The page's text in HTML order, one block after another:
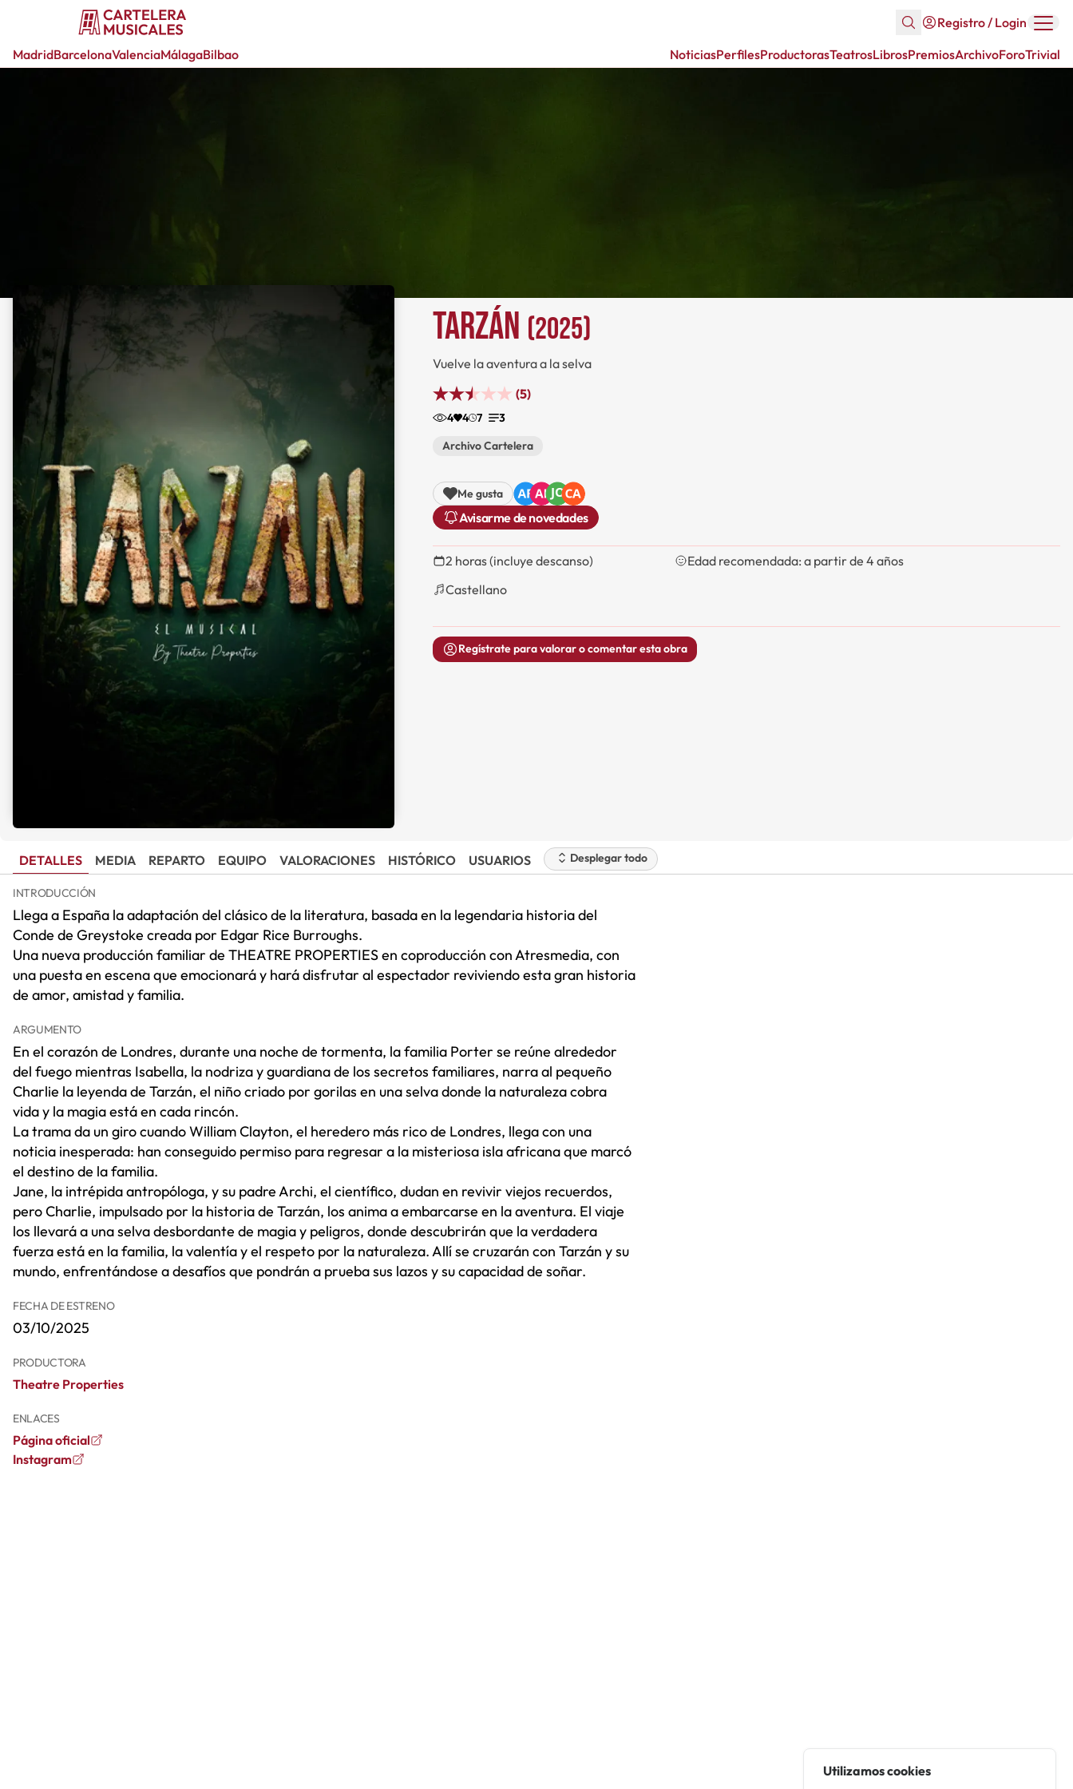
Registro / Login
MadridBarcelonaValenciaMálagaBilbao NoticiasPerfilesProductorasTeatrosLibrosPremiosArchivoForoTrivial
Tarzán (2025)
Vuelve la aventura a la selva
(5)
4 4 7
3
Archivo Cartelera
Me gusta
Avisarme de novedades
2 horas (incluye descanso)
Edad recomendada: a partir de 4 años
Castellano
Regístrate para valorar o comentar esta obra
DETALLES MEDIA REPARTO EQUIPO VALORACIONES HISTÓRICO USUARIOS Desplegar todo
INTRODUCCIÓN
Llega a España la adaptación del clásico de la literatura, basada en la legendaria historia del
Conde de Greystoke creada por Edgar Rice Burroughs.
Una nueva producción familiar de THEATRE PROPERTIES en coproducción con Atresmedia, con
una puesta en escena que emocionará y hará disfrutar al espectador reviviendo esta gran historia
de amor, amistad y familia.
ARGUMENTO
En el corazón de Londres, durante una noche de tormenta, la familia Porter se reúne alrededor
del fuego mientras Isabella, la nodriza y guardiana de los secretos familiares, narra al pequeño
Charlie la leyenda de Tarzán, el niño criado por gorilas en una selva donde la naturaleza cobra
vida y la magia está en cada rincón.
La trama da un giro cuando William Clayton, el heredero más rico de Londres, llega con una
noticia inesperada: han conseguido permiso para regresar a la misteriosa isla africana que marcó
el destino de la familia.
Jane, la intrépida antropóloga, y su padre Archi, el científico, dudan en revivir viejos recuerdos,
pero Charlie, impulsado por la historia de Tarzán, los anima a embarcarse en la aventura. El viaje
los llevará a una selva desbordante de magia y peligros, donde descubrirán que la verdadera
fuerza está en la familia, la valentía y el respeto por la naturaleza. Allí se cruzarán con Tarzán y su
mundo, enfrentándose a desafíos que pondrán a prueba sus lazos y su capacidad de soñar.
FECHA DE ESTRENO
03/10/2025
PRODUCTORA
Theatre Properties
ENLACES
Página oficial
Instagram
Utilizamos cookies